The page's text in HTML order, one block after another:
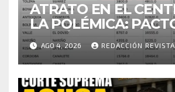
ATRATO EN EL
LA POLÉMICA:
HISTÓRICO
CENSO ELECTORAL Y
INVESTIGAR
FRAUDE
AGO 4, 2026 REDACCIÓN